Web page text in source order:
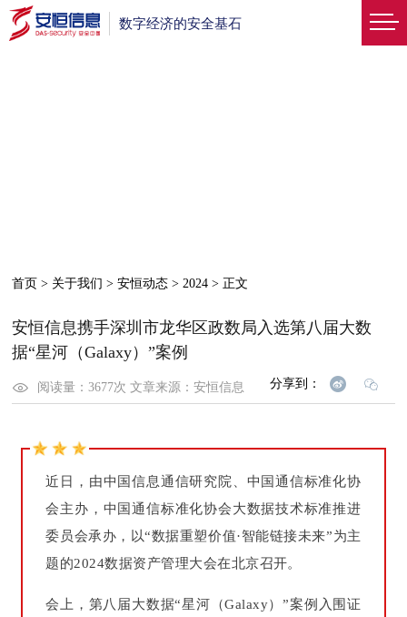
数字经济的安全基石
首页 > 关于我们 >安恒动态 >2024 > 正文
安恒信息携手深圳市龙华区政数局入选第八届大数
据“星河（Galaxy）”案例
阅读量：3677次文章来源：安恒信息 分享到：
近日，由中国信息通信研究院、中国通信标准化协
会主办，中国通信标准化协会大数据技术标准推进
委员会承办，以“数据重塑价值·智能链接未来”为主
题的2024数据资产管理大会在北京召开。
会上，第八届大数据“星河（Galaxy）”案例入围证